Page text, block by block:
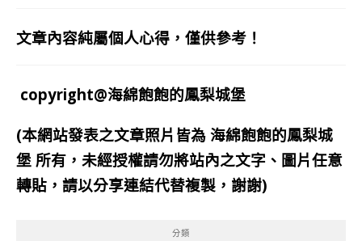
文章內容純屬個人心得，僅供參考！
copyright@海綿飽飽的鳳梨城堡
(本網站發表之文章照片皆為 海綿飽飽的鳳梨城
堡 所有，未經授權請勿將站內之文字、圖片任意
轉貼，請以分享連結代替複製，謝謝)
分類